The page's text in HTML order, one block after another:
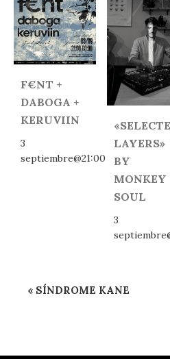
F€NT +
DABOGA +
KERUVIIN
3
septiembre@21:00
LAYERS»
BY
MONKEY
SOUL
3
Navegación
« SÍNDROME KANE